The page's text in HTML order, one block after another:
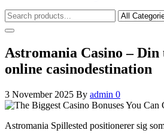
Astromania Casino –
online casinodestination
3 November 2025 By admin 0
Astromania Spillested positionerer sig